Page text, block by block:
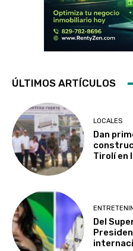
ÚLTIMOS ARTÍCULOS
LOCALES
Dan
Tirolí en
Del